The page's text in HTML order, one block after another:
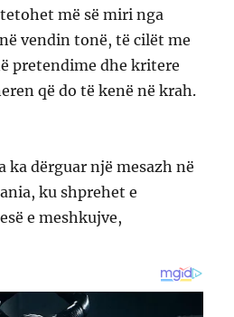
më së miri nga
vendin tonë, të cilët me
pretendime dhe kritere
që do të kenë në krah.
ka dërguar një mesazh në
ku shprehet e
e meshkujve,